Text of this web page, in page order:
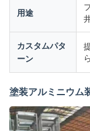
用途
カスタムパタ
ーン
塗装アルミニウム